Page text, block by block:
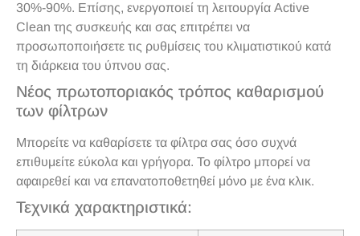
30%-90%. Επίσης, ενεργοποιεί τη λειτουργία Active
Clean της συσκευής και σας επιτρέπει να
προσωποποιήσετε τις ρυθμίσεις του κλιματιστικού κατά
τη διάρκεια του ύπνου σας.
Νέος πρωτοποριακός τρόπος καθαρισμού
των φίλτρων
Μπορείτε να καθαρίσετε τα φίλτρα σας όσο συχνά
επιθυμείτε εύκολα και γρήγορα. Το φίλτρο μπορεί να
αφαιρεθεί και να επανατοποθετηθεί μόνο με ένα κλικ.
Τεχνικά χαρακτηριστικά: